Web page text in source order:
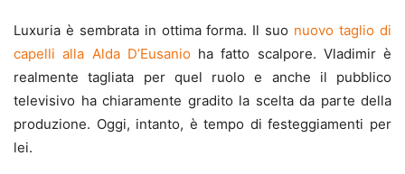
Luxuria è sembrata in ottima forma. Il suo nuovo taglio di
capelli alla Alda D’Eusanioha fatto scalpore. Vladimir è
realmente tagliata per quel ruolo e anche il pubblico
televisivo ha chiaramente gradito la scelta da parte della
produzione. Oggi, intanto, è tempo di festeggiamenti per
lei.